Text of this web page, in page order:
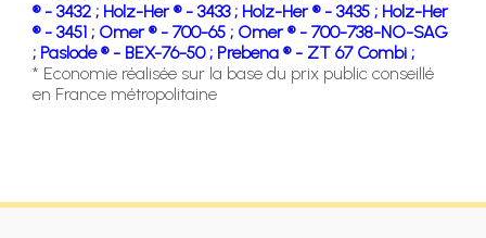
® - 3432 ; Holz-Her ® - 3433 ; Holz-Her ® - 3435 ; Holz-Her
® - 3451 ; Omer ® - 700-65 ; Omer ® - 700-738-NO-SAG
; Paslode ® - BEX-76-50 ; Prebena ® - ZT 67 Combi ;
* Economie réalisée sur la base du prix public conseillé
en France métropolitaine